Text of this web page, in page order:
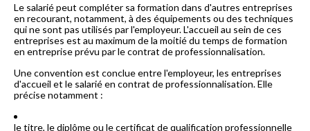
Le salarié peut compléter sa formation dans d'autres entreprises
en recourant, notamment, à des équipements ou des techniques
qui ne sont pas utilisés par l'employeur. L'accueil au sein de ces
entreprises est au maximum de la moitié du temps de formation
en entreprise prévu par le contrat de professionnalisation.
Une convention est conclue entre l'employeur, les entreprises
d'accueil et le salarié en contrat de professionnalisation. Elle
précise notamment :
le titre, le diplôme ou le certificat de qualification professionnelle